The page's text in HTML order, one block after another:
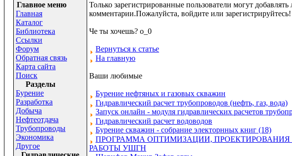
Главное меню
Главная
Каталог
Библиотека
Ссылки
Форум
Обратная связь
Карта сайта
Поиск
Раздeлы
Бурение
Разработка
Добыча
Нефтеотдача
Трубопроводы
Экономика
Другое
Только зарегистрированные пользователи могут
комментарии.Пожалуйста, войдите или зарегистрируйтесь!
Че ты хочешь? о_0
Вернуться к статье
На главную
Ваши любимые
Бурение нефтяных и газовых скважин
Гидравлический расчет трубопроводов (нефть, газ, вода)
Запуск онлайн - модуля гидравлических расчетов
Гидравлический расчет водоводов
Бурение скважин - собрание электорнных книг (18)
ПРОГРАММА ОПТИМИЗАЦИИ,
РАБОТЫ УШГН